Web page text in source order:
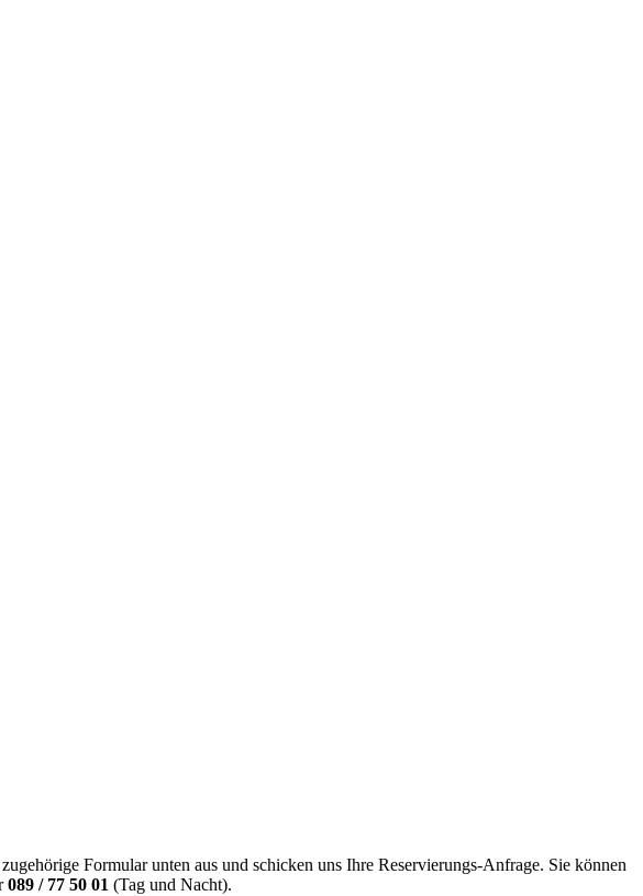
Formular unten aus und schicken uns Ihre Reservierungs-Anfrage. Sie können
089 / 77 50 01 (Tag und Nacht).